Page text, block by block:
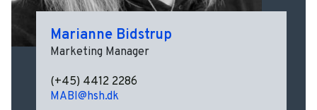
Marianne Bidstrup
Marketing Manager
(+45) 4412 2286
MABI@hsh.dk